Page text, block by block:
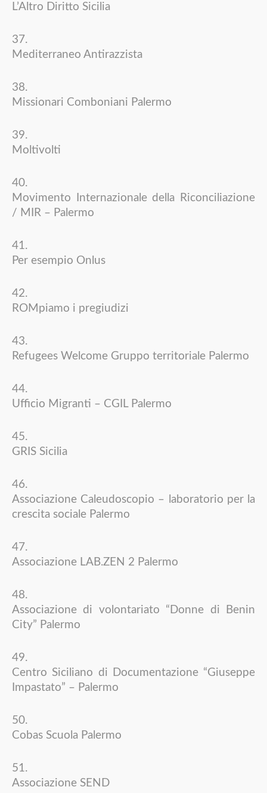
L’Altro Diritto Sicilia
Mediterraneo Antirazzista
Missionari Comboniani Palermo
Moltivolti
Movimento Internazionale della Riconciliazione
/ MIR – Palermo
Per esempio Onlus
ROMpiamo i pregiudizi
Refugees Welcome Gruppo territoriale Palermo
Ufficio Migranti – CGIL Palermo
GRIS Sicilia
Associazione Caleudoscopio – laboratorio per la
crescita sociale Palermo
Associazione LAB.ZEN 2 Palermo
Associazione di volontariato “Donne di Benin
City” Palermo
Centro Siciliano di Documentazione “Giuseppe
Impastato” – Palermo
Cobas Scuola Palermo
Associazione SEND